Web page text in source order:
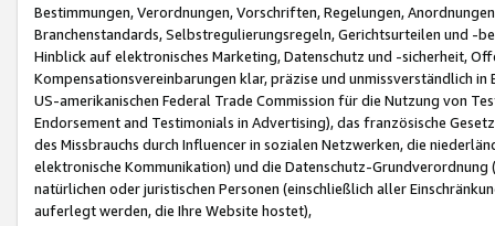
Bestimmungen, Verordnungen, Vorschriften, Regelungen,
Branchenstandards, Selbstregulierungsregeln, Gerichtsurteilen und -
Hinblick auf elektronisches Marketing, Datenschutz und -sicherheit,
Kompensationsvereinbarungen klar, präzise und unmissverständlich
US-amerikanischen Federal Trade Commission für die Nutzung von
Endorsement and Testimonials in Advertising), das französische
des Missbrauchs durch Influencer in sozialen Netzwerken, die
elektronische Kommunikation) und die Datenschutz-
natürlichen oder juristischen Personen (einschließlich aller
auferlegt werden, die Ihre Website hostet),